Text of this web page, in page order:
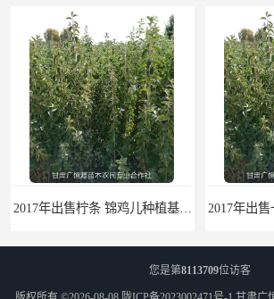
您是第8113709位访客